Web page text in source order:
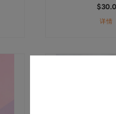
$30.0
详情